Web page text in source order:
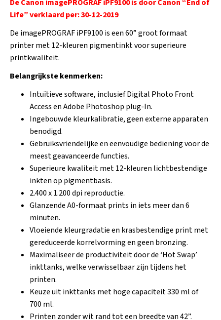
De Canon imagePROGRAF iPF9100 is door Canon “End of
Life” verklaard per: 30-12-2019
De imagePROGRAF iPF9100 is een 60” groot formaat
printer met 12-kleuren pigmentinkt voor superieure
printkwaliteit.
Belangrijkste kenmerken:
Intuïtieve software, inclusief Digital Photo Front
Access en Adobe Photoshop plug-In.
Ingebouwde kleurkalibratie, geen externe apparaten
benodigd.
Gebruiksvriendelijke en eenvoudige bediening voor de
meest geavanceerde functies.
Superieure kwaliteit met 12-kleuren lichtbestendige
inkten op pigmentbasis.
2.400 x 1.200 dpi reproductie.
Glanzende A0-formaat prints in iets meer dan 6
minuten.
Vloeiende kleurgradatie en krasbestendige print met
gereduceerde korrelvorming en geen bronzing.
Maximaliseer de productiviteit door de ‘Hot Swap’
inkttanks, welke verwisselbaar zijn tijdens het
printen.
Keuze uit inkttanks met hoge capaciteit 330 ml of
700 ml.
Printen zonder wit rand tot een breedte van 42”.